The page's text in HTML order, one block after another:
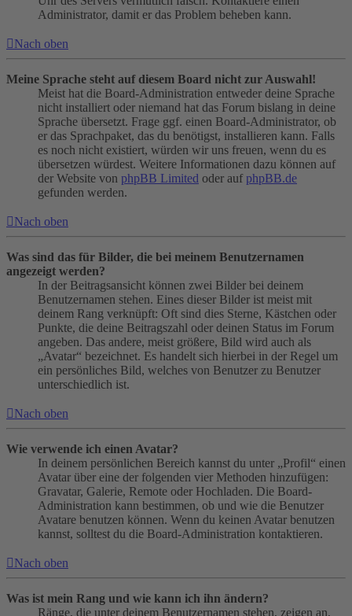
Administrator, damit er das Problem beheben kann.
Nach oben
Meine Sprache steht auf diesem Board nicht zur Auswahl!
Meist hat die Board-Administration entweder deine Sprache
nicht installiert oder niemand hat das Forum bislang in deine
Sprache übersetzt. Frage ggf. einen Board-Administrator, ob
er das Sprachpaket, das du benötigst, installieren kann. Falls
es noch nicht existiert, würden wir uns freuen, wenn du es
übersetzen würdest. Weitere Informationen dazu können auf
der Website von phpBB Limited oder auf phpBB.de
gefunden werden.
Nach oben
Was sind das für Bilder, die bei meinem Benutzernamen
angezeigt werden?
In der Beitragsansicht können zwei Bilder bei deinem
Benutzernamen stehen. Eines dieser Bilder ist meist mit
deinem Rang verknüpft: Oft sind dies Sterne, Kästchen oder
Punkte, die deine Beitragszahl oder deinen Status im Forum
angeben. Das andere, meist größere, Bild wird auch als
„Avatar“ bezeichnet. Es handelt sich hierbei in der Regel um
ein persönliches Bild, welches von Benutzer zu Benutzer
unterschiedlich ist.
Nach oben
Wie verwende ich einen Avatar?
In deinem persönlichen Bereich kannst du unter „Profil“ einen
Avatar über eine der folgenden vier Methoden hinzufügen:
Gravatar, Galerie, Remote oder Hochladen. Die Board-
Administration kann bestimmen, ob und wie die Benutzer
Avatare benutzen können. Wenn du keinen Avatar benutzen
kannst, solltest du die Board-Administration kontaktieren.
Nach oben
Was ist mein Rang und wie kann ich ihn ändern?
Ränge, die unter deinem Benutzernamen stehen, zeigen an,